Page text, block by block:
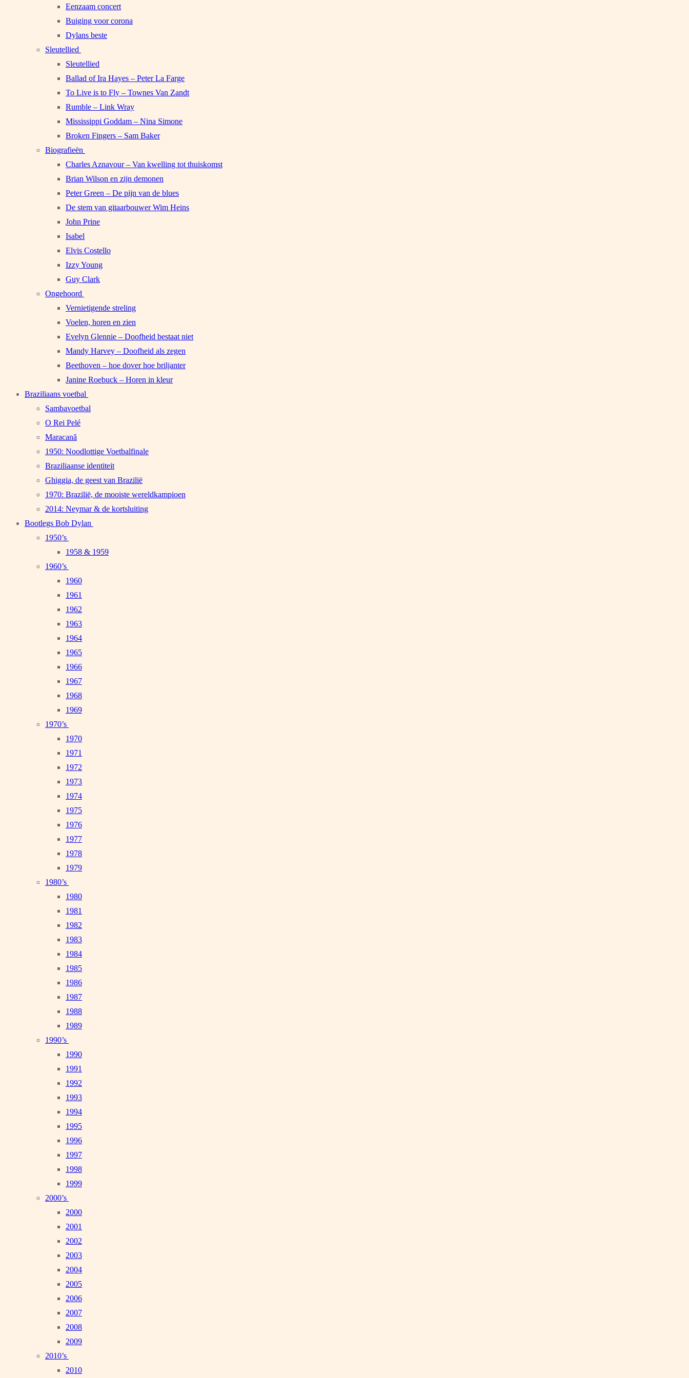
Eenzaam concert
Buiging voor corona
Dylans beste
Sleutellied
Sleutellied
Ballad of Ira Hayes – Peter La Farge
To Live is to Fly – Townes Van Zandt
Rumble – Link Wray
Mississippi Goddam – Nina Simone
Broken Fingers – Sam Baker
Biografieën
Charles Aznavour – Van kwelling tot thuiskomst
Brian Wilson en zijn demonen
Peter Green – De pijn van de blues
De stem van gitaarbouwer Wim Heins
John Prine
Isabel
Elvis Costello
Izzy Young
Guy Clark
Ongehoord
Vernietigende streling
Voelen, horen en zien
Evelyn Glennie – Doofheid bestaat niet
Mandy Harvey – Doofheid als zegen
Beethoven – hoe dover hoe briljanter
Janine Roebuck – Horen in kleur
Braziliaans voetbal
Sambavoetbal
O Rei Pelé
Maracanã
1950: Noodlottige Voetbalfinale
Braziliaanse identiteit
Ghiggia, de geest van Brazilië
1970: Brazilië, de mooiste wereldkampioen
2014: Neymar & de kortsluiting
Bootlegs Bob Dylan
1950’s
1958 & 1959
1960’s
1960
1961
1962
1963
1964
1965
1966
1967
1968
1969
1970’s
1970
1971
1972
1973
1974
1975
1976
1977
1978
1979
1980’s
1980
1981
1982
1983
1984
1985
1986
1987
1988
1989
1990’s
1990
1991
1992
1993
1994
1995
1996
1997
1998
1999
2000’s
2000
2001
2002
2003
2004
2005
2006
2007
2008
2009
2010’s
2010